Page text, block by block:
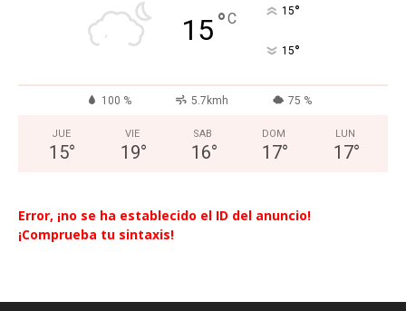
15°C 15°
15°
100 % 5.7kmh 75 %
JUE
15°
VIE
19°
SAB
16°
DOM
17°
LUN
17°
Error, ¡no se ha establecido el ID del anuncio!
¡Comprueba tu sintaxis!